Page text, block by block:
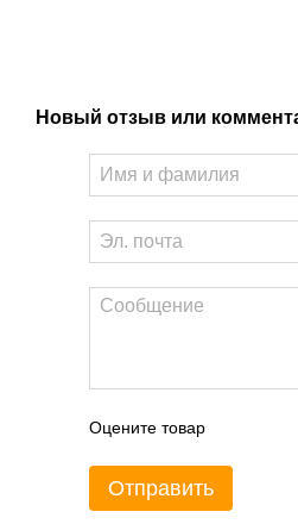
Новый отзыв или
Оцените товар
Отправить